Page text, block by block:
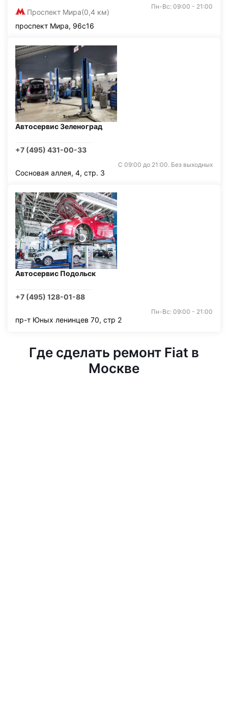
Проспект Мира(0,4 км)
Пн-Вс: 09:00 - 21:00
проспект Мира, 96с16
Автосервис Зеленоград
+7 (495) 431-00-33
С 09:00 до 21:00. Без выходных
Сосновая аллея, 4, стр. 3
Автосервис Подольск
+7 (495) 128-01-88
Пн-Вс: 09:00 - 21:00
пр-т Юных ленинцев 70, стр 2
Где сделать ремонт Fiat в
Москве